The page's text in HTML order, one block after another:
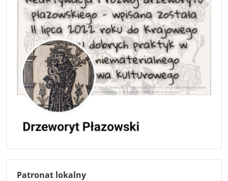
Patronat lokalny